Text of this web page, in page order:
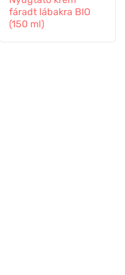
fáradt lábakra BIO
(150 ml)